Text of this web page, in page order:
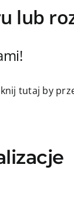
lub
tutaj by